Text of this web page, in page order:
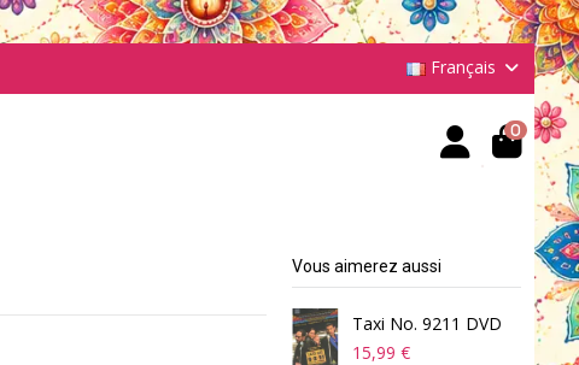
Français
0
Vous aimerez aussi
Taxi No. 9211 DVD
15,99 €